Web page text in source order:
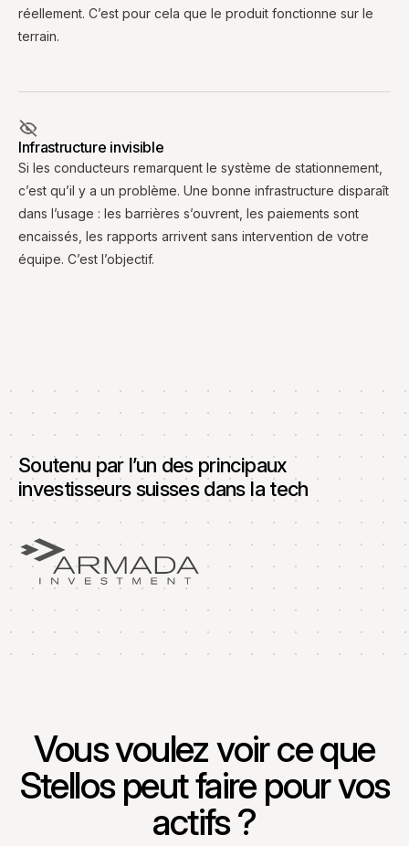
réellement. C’est pour cela que le produit fonctionne sur le
terrain.
Infrastructure invisible
Si les conducteurs remarquent le système de stationnement,
c’est qu’il y a un problème. Une bonne infrastructure disparaît
dans l’usage : les barrières s’ouvrent, les paiements sont
encaissés, les rapports arrivent sans intervention de votre
équipe. C’est l’objectif.
Soutenu par l’un des principaux
investisseurs suisses dans la tech
Vous voulez voir ce que
Stellos peut faire pour vos
actifs ?